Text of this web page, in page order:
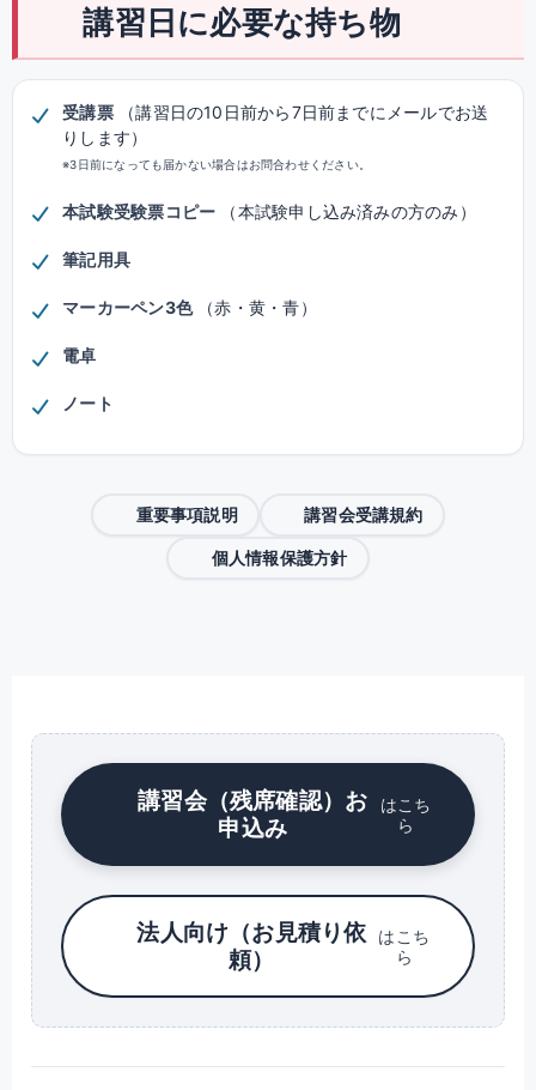
講習日に必要な持ち物
受講票
（講習日の10日前から7日前までにメールでお送
りします）
※3日前になっても届かない場合はお問合わせください。
本試験受験票コピー （本試験申し込み済みの方のみ）
筆記用具
マーカーペン3色 （赤・黄・青）
電卓
ノート
重要事項説明 講習会受講規約
個人情報保護方針
講習会（残席確認）お
申込み
はこち
ら
法人向け（お見積り依
頼）
はこち
ら